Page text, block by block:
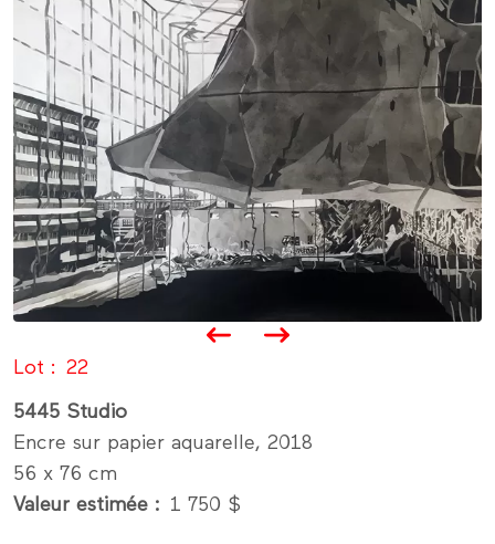
Lot 22
5445 Studio
Encre sur papier aquarelle, 2018
56 x 76 cm
Valeur estimée
1 750 $